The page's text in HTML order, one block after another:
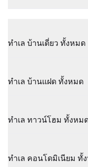
ทำเล บ้านเดี่ยว ทั้งหมด
ทำเล บ้านแฝด ทั้งหมด
ทำเล ทาวน์โฮม ทั้งหม
ทำเล คอนโดมิเนียม ทั้